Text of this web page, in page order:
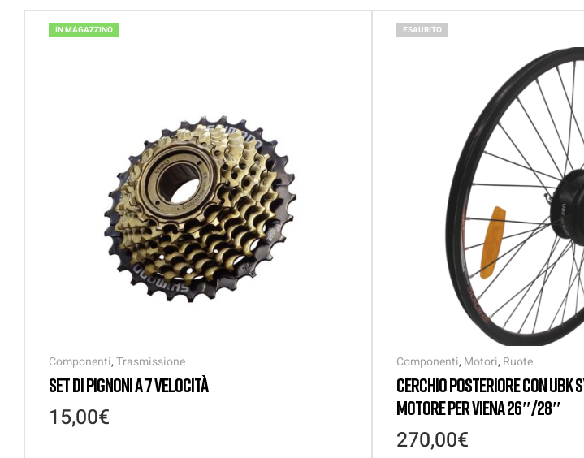
IN MAGAZZINO
Componenti,Trasmissione
SET DI PIGNONI A 7 VELOCITÀ
15,00€
ESAURITO
Componenti, Motori, Ruote
CERCHIO POSTERIORE CON UBK
MOTORE PER VIENA 26″/28″
270,00€